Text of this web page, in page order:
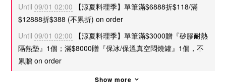
Until 09/01 02:00 【涼夏料理季】單筆滿$6888折$118/滿
$12888折$388 (不累折) on order
Until 09/01 02:00 【涼夏料理季】單筆滿$3000贈『矽膠耐熱
隔熱墊』1個；滿$8000贈『保冰/保溫真空悶燒罐』1個，不
累贈 on order
Show more